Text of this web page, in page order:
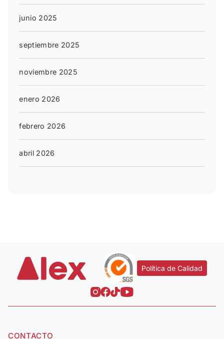
junio 2025
septiembre 2025
noviembre 2025
enero 2026
febrero 2026
abril 2026
Política de Calidad
CONTACTO